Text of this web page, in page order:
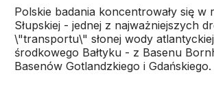
Polskie badania koncentrowały się w
Słupskiej - jednej z najważniejszych
\"transportu\" słonej wody
środkowego Bałtyku - z Basenu
Basenów Gotlandzkiego i Gdańskiego.